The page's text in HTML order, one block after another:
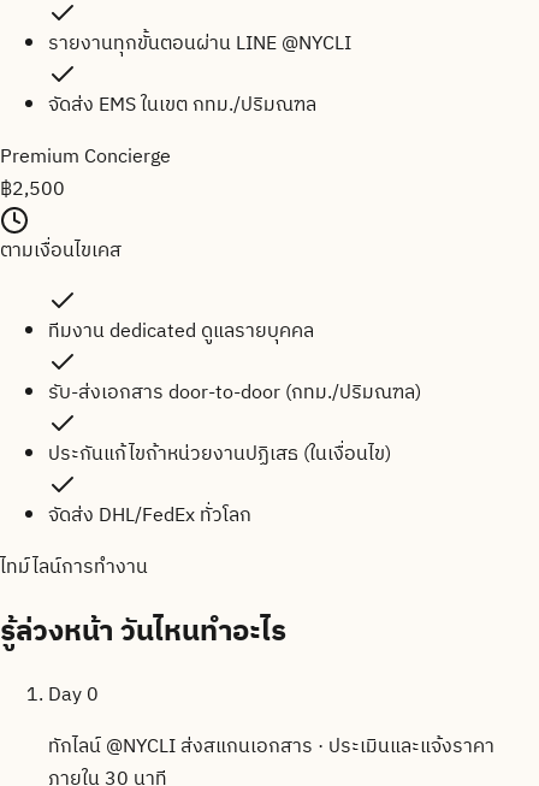
รายงานทุกขั้นตอนผ่าน LINE @NYCLI
จัดส่ง EMS ในเขต กทม./ปริมณฑล
Premium Concierge
฿2,500
ตามเงื่อนไขเคส
ทีมงาน dedicated ดูแลรายบุคคล
รับ-ส่งเอกสาร door-to-door (กทม./ปริมณฑล)
ประกันแก้ไขถ้าหน่วยงานปฏิเสธ (ในเงื่อนไข)
จัดส่ง DHL/FedEx ทั่วโลก
ไทม์ไลน์การทำงาน
รู้ล่วงหน้าวันไหนทำอะไร
Day 0
ทักไลน์ @NYCLI ส่งสแกนเอกสาร · ประเมินและแจ้งราคา